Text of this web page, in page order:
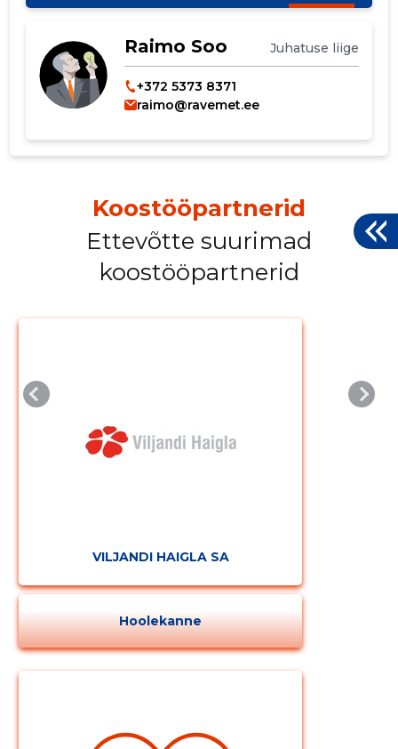
Raimo Soo Juhatuse liige
+372 5373 8371
raimo@ravemet.ee
Koostööpartnerid
Ettevõtte suurimad
koostööpartnerid
VILJANDI HAIGLA SA
Hoolekanne